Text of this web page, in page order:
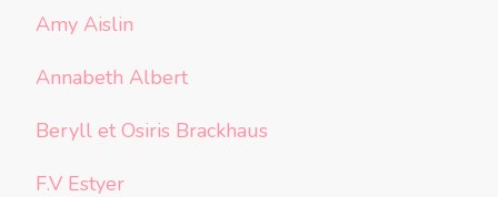
Amy Aislin
Annabeth Albert
Beryll et Osiris Brackhaus
F.V Estyer